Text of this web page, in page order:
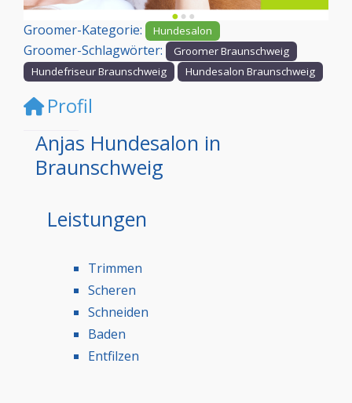
Groomer-Kategorie: Hundesalon
Groomer-Schlagwörter:
Groomer Braunschweig
Hundefriseur Braunschweig
Hundesalon Braunschweig
Profil
Anjas Hundesalon in
Braunschweig
Leistungen
Trimmen
Scheren
Schneiden
Baden
Entfilzen